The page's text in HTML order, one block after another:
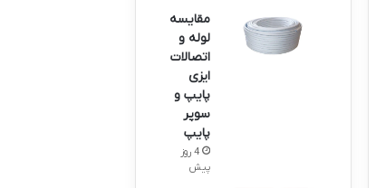
مقایسه
لوله و
اتصالات
ایزی
پایپ و
سوپر
پایپ
4 روز
پیش